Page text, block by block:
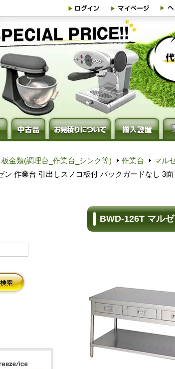
板金類(調理台_作業台_シンク等) 作業台 マル
ン 作業台 引出しスノコ板付 バックガードなし 3
BWD-126T マル